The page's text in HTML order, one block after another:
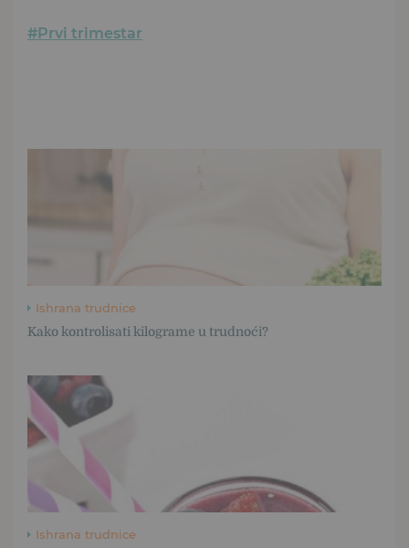
#Prvi trimestar
Ishrana trudnice
Kako kontrolisati kilograme u trudnoći?
Ishrana trudnice